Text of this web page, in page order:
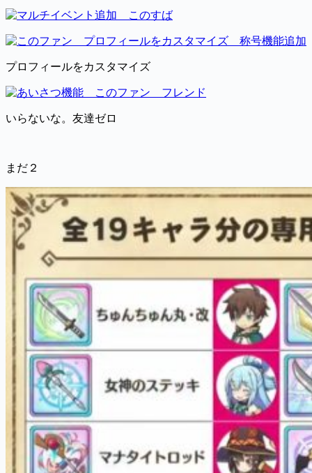
プロフィールをカスタマイズ
いらないな。友達ゼロ
まだ２